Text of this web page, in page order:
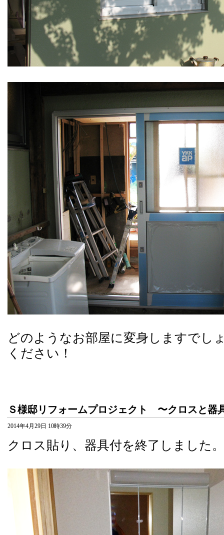
どのようなお部屋に変身しますでし
ください！
Ｓ様邸リフォームプロジェクト 〜クロスと器
2014年4月29日 10時39分
クロス貼り、器具付を終了しました。